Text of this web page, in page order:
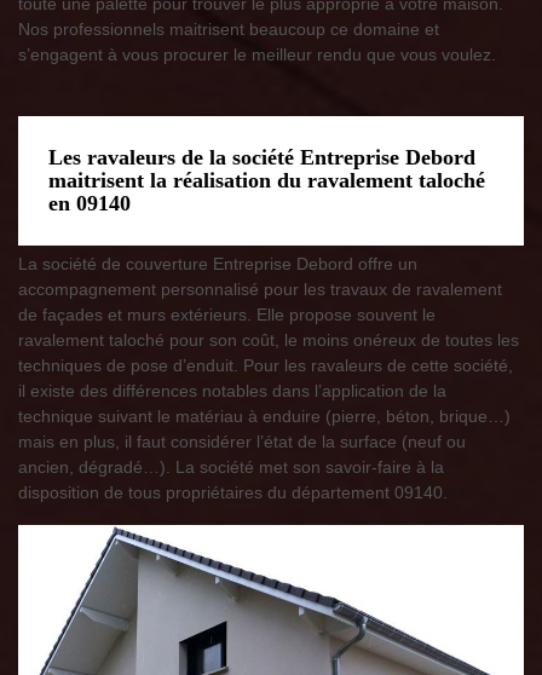
Nos professionnels maitrisent beaucoup ce domaine et
s’engagent à vous procurer le meilleur rendu que vous voulez.
Les ravaleurs de la société Entreprise Debord
maitrisent la réalisation du ravalement taloché
en 09140
La société de couverture Entreprise Debord offre un
accompagnement personnalisé pour les travaux de ravalement
de façades et murs extérieurs. Elle propose souvent le
ravalement taloché pour son coût, le moins onéreux de toutes les
techniques de pose d’enduit. Pour les ravaleurs de cette société,
il existe des différences notables dans l’application de la
technique suivant le matériau à enduire (pierre, béton, brique…)
mais en plus, il faut considérer l’état de la surface (neuf ou
ancien, dégradé…). La société met son savoir-faire à la
disposition de tous propriétaires du département 09140.